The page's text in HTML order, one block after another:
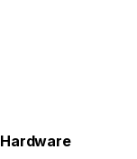
Hardware